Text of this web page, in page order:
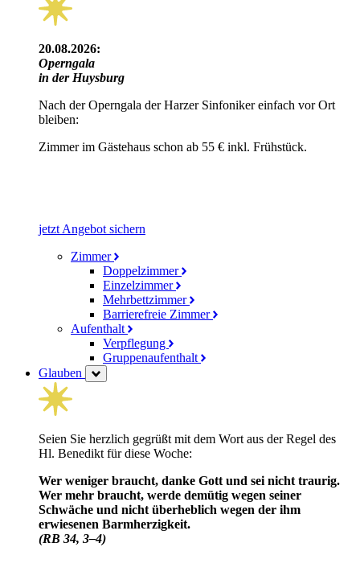
20.08.2026:
Operngala
in der Huysburg
Nach der Operngala der Harzer Sinfoniker einfach vor Ort
bleiben:
Zimmer im Gästehaus schon ab 55 € inkl. Frühstück.
jetzt Angebot sichern
Zimmer
Doppelzimmer
Einzelzimmer
Mehrbettzimmer
Barrierefreie Zimmer
Aufenthalt
Verpflegung
Gruppenaufenthalt
Glauben
Seien Sie herzlich gegrüßt mit dem Wort aus der Regel des
Hl. Benedikt für diese Woche:
Wer weniger braucht, danke Gott und sei nicht traurig.
Wer mehr braucht, werde demütig wegen seiner
Schwäche und nicht über­heblich wegen der ihm
erwiesenen Barm­herzig­keit.
(RB 34, 3–4)